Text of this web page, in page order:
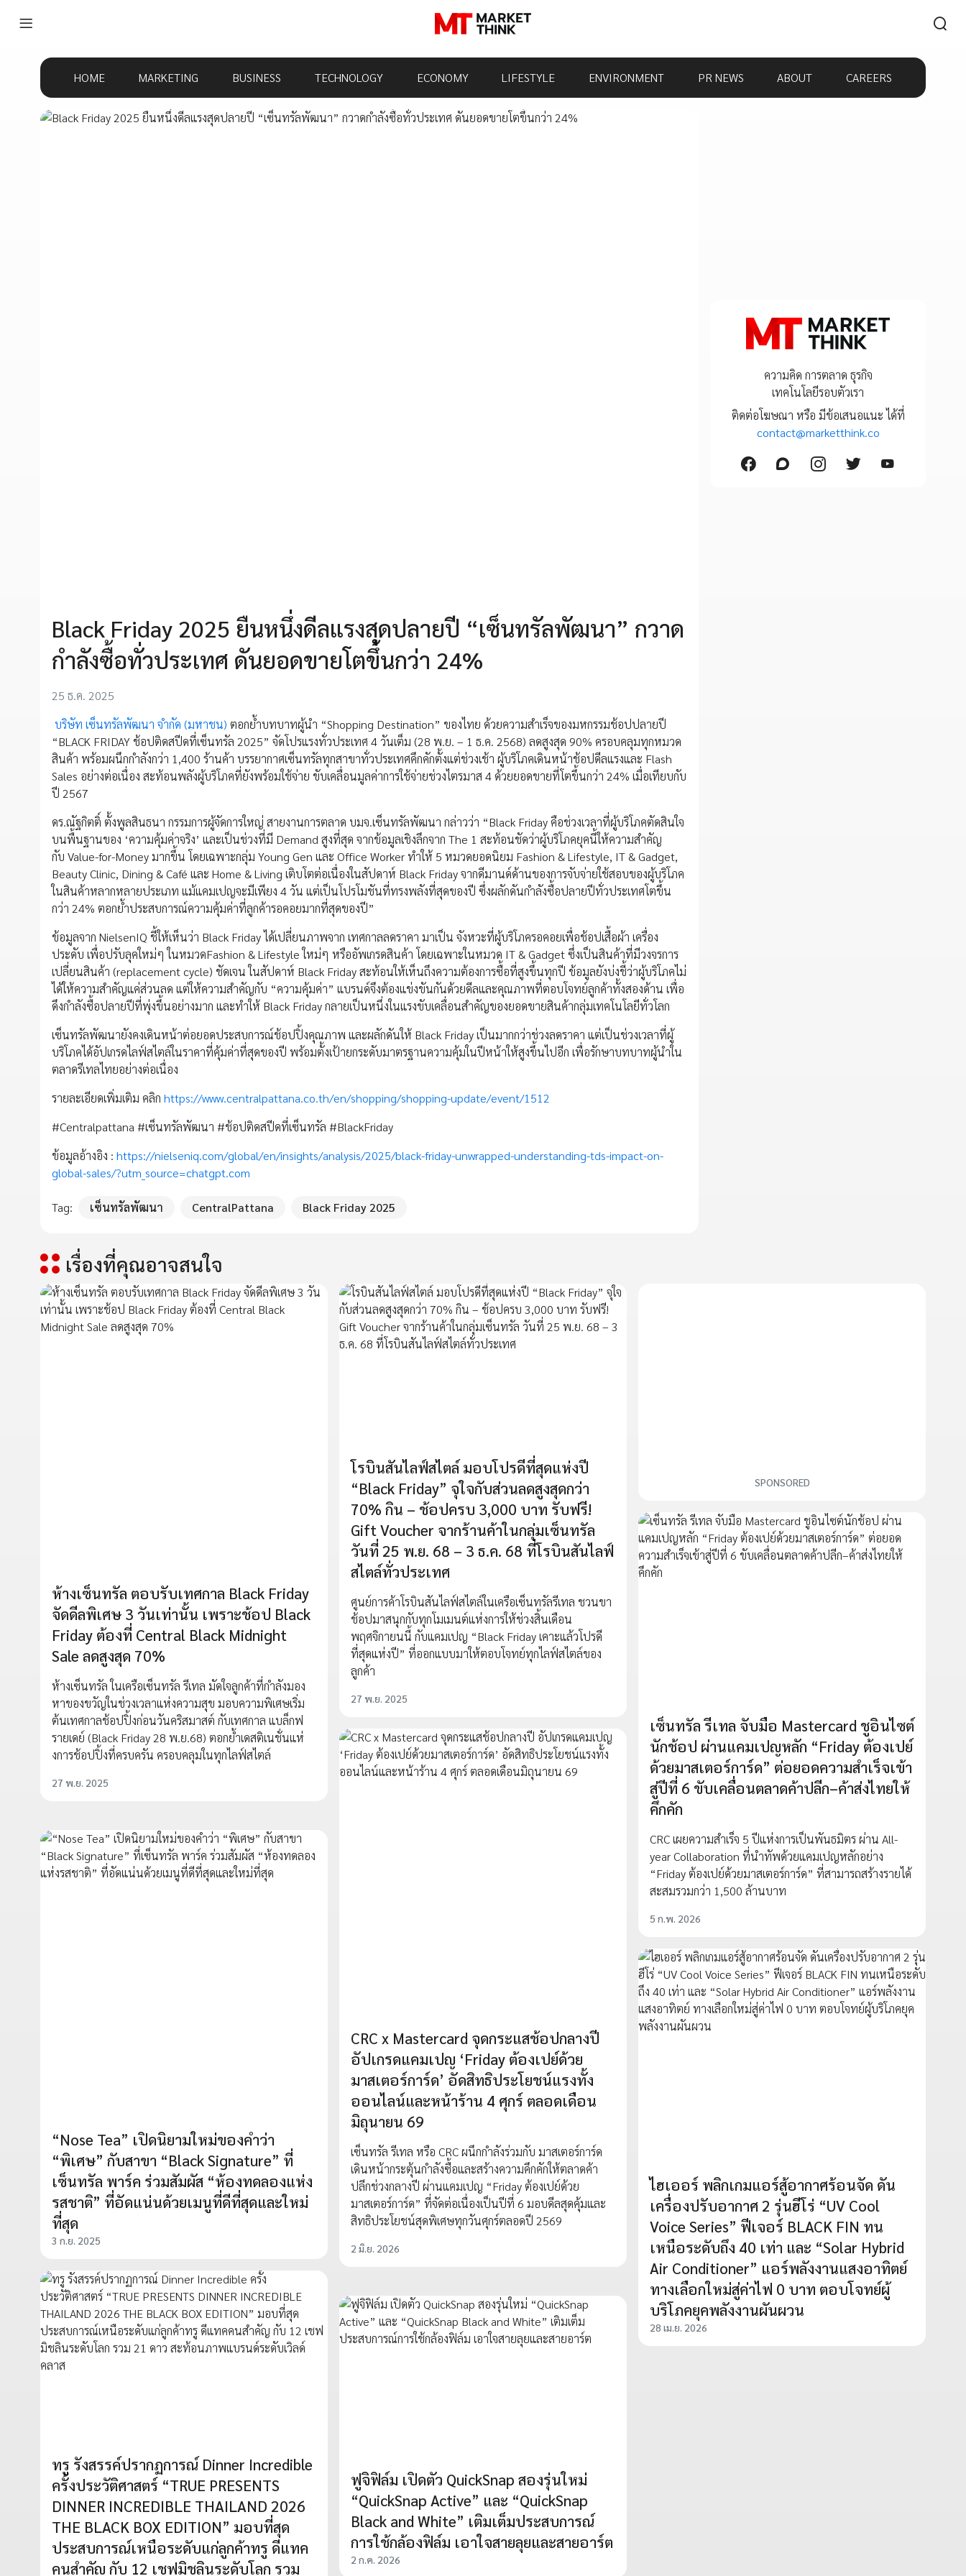
HOME MARKETING BUSINESS TECHNOLOGY ECONOMY LIFESTYLE ENVIRONMENT PR NEWS ABOUT CAREERS
Black Friday 2025 ยืนหนึ่งดีลแรงสุดปลายปี “เซ็นทรัลพัฒนา” กวาด
กำลังซื้อทั่วประเทศ ดันยอดขายโตขึ้นกว่า 24%
25 ธ.ค. 2025
บริษัท เซ็นทรัลพัฒนา จำกัด (มหาชน) ตอกย้ำบทบาทผู้นำ “Shopping Destination” ของไทย ด้วยความสำเร็จของมหกรรมช้อปปลายปี
“BLACK FRIDAY ช้อปติดสปีดที่เซ็นทรัล 2025” จัดโปรแรงทั่วประเทศ 4 วันเต็ม (28 พ.ย. – 1 ธ.ค. 2568) ลดสูงสุด 90% ครอบคลุมทุกหมวด
สินค้า พร้อมผนึกกำลังกว่า 1,400 ร้านค้า บรรยากาศเซ็นทรัลทุกสาขาทั่วประเทศคึกคักตั้งแต่ช่วงเช้า ผู้บริโภคเดินหน้าช้อปดีลแรงและ Flash
Sales อย่างต่อเนื่อง สะท้อนพลังผู้บริโภคที่ยังพร้อมใช้จ่าย ขับเคลื่อนมูลค่าการใช้จ่ายช่วงไตรมาส 4 ด้วยยอดขายที่โตขึ้นกว่า 24% เมื่อเทียบกับ
ปี 2567
ดร.ณัฐกิตติ์ ตั้งพูลสินธนา กรรมการผู้จัดการใหญ่ สายงานการตลาด บมจ.เซ็นทรัลพัฒนา กล่าวว่า “Black Friday คือช่วงเวลาที่ผู้บริโภคตัดสินใจ
บนพื้นฐานของ ‘ความคุ้มค่าจริง’ และเป็นช่วงที่มี Demand สูงที่สุด จากข้อมูลเชิงลึกจาก The 1 สะท้อนชัดว่าผู้บริโภคยุคนี้ให้ความสำคัญ
กับ Value-for-Money มากขึ้น โดยเฉพาะกลุ่ม Young Gen และ Office Worker ทำให้ 5 หมวดยอดนิยม Fashion & Lifestyle, IT & Gadget,
Beauty Clinic, Dining & Café และ Home & Living เติบโตต่อเนื่องในสัปดาห์ Black Friday จากดีมานด์ด้านของการจับจ่ายใช้สอบของผู้บริโภค
ในสินค้าหลากหลายประเภท แม้แคมเปญจะมีเพียง 4 วัน แต่เป็นโปรโมชันที่ทรงพลังที่สุดของปี ซึ่งผลักดันกำลังซื้อปลายปีทั่วประเทศโตขึ้น
กว่า 24% ตอกย้ำประสบการณ์ความคุ้มค่าที่ลูกค้ารอคอยมากที่สุดของปี”
ข้อมูลจาก NielsenIQ ชี้ให้เห็นว่า Black Friday ได้เปลี่ยนภาพจาก เทศกาลลดราคา มาเป็น จังหวะที่ผู้บริโภครอคอยเพื่อช้อปเสื้อผ้า เครื่อง
ประดับ เพื่อปรับลุคใหม่ๆ ในหมวดFashion & Lifestyle ใหม่ๆ หรืออัพเกรดสินค้า โดยเฉพาะในหมวด IT & Gadget ซึ่งเป็นสินค้าที่มีวงจรการ
เปลี่ยนสินค้า (replacement cycle) ชัดเจน ในสัปดาห์ Black Friday สะท้อนให้เห็นถึงความต้องการซื้อที่สูงขึ้นทุกปี ข้อมูลยังบ่งชี้ว่าผู้บริโภคไม่
ได้ให้ความสำคัญแค่ส่วนลด แต่ให้ความสำคัญกับ “ความคุ้มค่า” แบรนด์จึงต้องแข่งขันกันด้วยดีลและคุณภาพที่ตอบโจทย์ลูกค้าทั้งสองด้าน เพื่อ
ดึงกำลังซื้อปลายปีที่พุ่งขึ้นอย่างมาก และทำให้ Black Friday กลายเป็นหนึ่งในแรงขับเคลื่อนสำคัญของยอดขายสินค้ากลุ่มเทคโนโลยีทั่วโลก
เซ็นทรัลพัฒนายังคงเดินหน้าต่อยอดประสบการณ์ช้อปปิ้งคุณภาพ และผลักดันให้ Black Friday เป็นมากกว่าช่วงลดราคา แต่เป็นช่วงเวลาที่ผู้
บริโภคได้อัปเกรดไลฟ์สไตล์ในราคาที่คุ้มค่าที่สุดของปี พร้อมตั้งเป้ายกระดับมาตรฐานความคุ้มในปีหน้าให้สูงขึ้นไปอีก เพื่อรักษาบทบาทผู้นำใน
ตลาดรีเทลไทยอย่างต่อเนื่อง
รายละเอียดเพิ่มเติม คลิก https://www.centralpattana.co.th/en/shopping/shopping-update/event/1512
#Centralpattana #เซ็นทรัลพัฒนา #ช้อปติดสปีดที่เซ็นทรัล #BlackFriday
ข้อมูลอ้างอิง : https://nielseniq.com/global/en/insights/analysis/2025/black-friday-unwrapped-understanding-tds-impact-on-
global-sales/?utm_source=chatgpt.com
Tag: เซ็นทรัลพัฒนา CentralPattana Black Friday 2025
ความคิด การตลาด ธุรกิจ
เทคโนโลยีรอบตัวเรา
ติดต่อโฆษณา หรือ มีข้อเสนอแนะ ได้ที่
contact@marketthink.co
เรื่องที่คุณอาจสนใจ
ห้างเซ็นทรัล ตอบรับเทศกาล Black Friday
จัดดีลพิเศษ 3 วันเท่านั้น เพราะช้อป Black
Friday ต้องที่ Central Black Midnight
Sale ลดสูงสุด 70%
ห้างเซ็นทรัล ในเครือเซ็นทรัล รีเทล มัดใจลูกค้าที่กำลังมอง
หาของขวัญในช่วงเวลาแห่งความสุข มอบความพิเศษเริ่ม
ต้นเทศกาลช้อปปิ้งก่อนวันคริสมาสต์ กับเทศกาล แบล็กฟ
รายเดย์ (Black Friday 28 พ.ย.68) ตอกย้ำเดสติเนชั่นแห่
งการช้อปปิ้งที่ครบครัน ครอบคลุมในทุกไลฟ์สไตล์
27 พ.ย. 2025
โรบินสันไลฟ์สไตล์ มอบโปรดีที่สุดแห่งปี
“Black Friday” จุใจกับส่วนลดสูงสุดกว่า
70% กิน – ช้อปครบ 3,000 บาท รับฟรี!
Gift Voucher จากร้านค้าในกลุ่มเซ็นทรัล
วันที่ 25 พ.ย. 68 – 3 ธ.ค. 68 ที่โรบินสันไลฟ์
สไตล์ทั่วประเทศ
ศูนย์การค้าโรบินสันไลฟ์สไตล์ในเครือเซ็นทรัลรีเทล ชวนขา
ช้อปมาสนุกกับทุกโมเมนต์แห่งการให้ช่วงสิ้นเดือน
พฤศจิกายนนี้ กับแคมเปญ “Black Friday เคาะแล้วโปรดี
ที่สุดแห่งปี” ที่ออกแบบมาให้ตอบโจทย์ทุกไลฟ์สไตล์ของ
ลูกค้า
27 พ.ย. 2025
SPONSORED
เซ็นทรัล รีเทล จับมือ Mastercard ชูอินไซต์
นักช้อป ผ่านแคมเปญหลัก “Friday ต้องเปย์
ด้วยมาสเตอร์การ์ด” ต่อยอดความสำเร็จเข้า
สู่ปีที่ 6 ขับเคลื่อนตลาดค้าปลีก–ค้าส่งไทยให้
คึกคัก
CRC เผยความสำเร็จ 5 ปีแห่งการเป็นพันธมิตร ผ่าน All-
year Collaboration ที่นำทัพด้วยแคมเปญหลักอย่าง
“Friday ต้องเปย์ด้วยมาสเตอร์การ์ด” ที่สามารถสร้างรายได้
สะสมรวมกว่า 1,500 ล้านบาท
5 ก.พ. 2026
CRC x Mastercard จุดกระแสช้อปกลางปี
อัปเกรดแคมเปญ ‘Friday ต้องเปย์ด้วย
มาสเตอร์การ์ด’ อัดสิทธิประโยชน์แรงทั้ง
ออนไลน์และหน้าร้าน 4 ศุกร์ ตลอดเดือน
มิถุนายน 69
เซ็นทรัล รีเทล หรือ CRC ผนึกกำลังร่วมกับ มาสเตอร์การ์ด
เดินหน้ากระตุ้นกำลังซื้อและสร้างความคึกคักให้ตลาดค้า
ปลีกช่วงกลางปี ผ่านแคมเปญ “Friday ต้องเปย์ด้วย
มาสเตอร์การ์ด” ที่จัดต่อเนื่องเป็นปีที่ 6 มอบดีลสุดคุ้มและ
สิทธิประโยชน์สุดพิเศษทุกวันศุกร์ตลอดปี 2569
2 มิ.ย. 2026
“Nose Tea” เปิดนิยามใหม่ของคำว่า
“พิเศษ” กับสาขา “Black Signature” ที่
เซ็นทรัล พาร์ค ร่วมสัมผัส “ห้องทดลองแห่ง
รสชาติ” ที่อัดแน่นด้วยเมนูที่ดีที่สุดและใหม่
ที่สุด
3 ก.ย. 2025
ไฮเออร์ พลิกเกมแอร์สู้อากาศร้อนจัด ดัน
เครื่องปรับอากาศ 2 รุ่นฮีโร่ “UV Cool
Voice Series” ฟีเจอร์ BLACK FIN ทน
เหนือระดับถึง 40 เท่า และ “Solar Hybrid
Air Conditioner” แอร์พลังงานแสงอาทิตย์
ทางเลือกใหม่สู่ค่าไฟ 0 บาท ตอบโจทย์ผู้
บริโภคยุคพลังงานผันผวน
28 เม.ย. 2026
ทรู รังสรรค์ปรากฏการณ์ Dinner Incredible
ครั้งประวัติศาสตร์ “TRUE PRESENTS
DINNER INCREDIBLE THAILAND 2026
THE BLACK BOX EDITION” มอบที่สุด
ประสบการณ์เหนือระดับแก่ลูกค้าทรู ดีแทค
คนสำคัญ กับ 12 เชฟมิชลินระดับโลก รวม
ฟูจิฟิล์ม เปิดตัว QuickSnap สองรุ่นใหม่
“QuickSnap Active” และ “QuickSnap
Black and White” เติมเต็มประสบการณ์
การใช้กล้องฟิล์ม เอาใจสายลุยและสายอาร์ต
2 ก.ค. 2026